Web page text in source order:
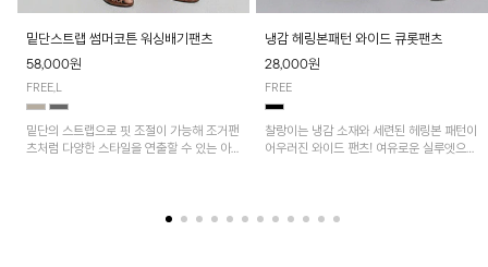
밑단스트랩 썸머코튼 워싱배기팬츠
58,000원
FREE,L
밑단의 스트랩으로 핏 조절이 가능해 조거팬
츠처럼 다양한 스타일을 연출할 수 있는 아
냉감 헤링본패턴 와이드 큐롯팬츠
28,000원
FREE
찰랑이는 냉감 소재와 세련된 헤링본 패턴이
어우러진 와이드 팬츠! 여유로운 실루엣으로